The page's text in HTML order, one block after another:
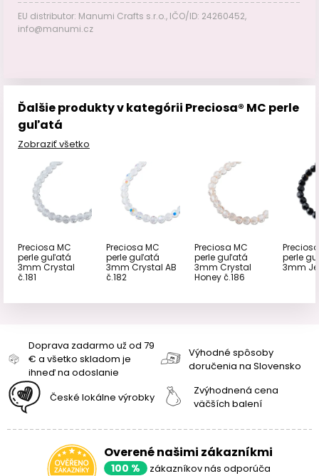
EU distributor: Manumi Crafts s.r.o., IČO/ID: 24260452,
info@manumi.cz
Ďalšie produkty v kategórii Preciosa® MC perle
guľatá
Zobraziť všetko
Preciosa MC
perle guľatá
3mm Crystal
č.181
Preciosa MC
perle guľatá
3mm Crystal AB
č.182
Preciosa MC
perle guľatá
3mm Crystal
Honey č.186
perle
3mm
Doprava zadarmo už od 79
€ a všetko skladom je
ihneď na odoslanie
Výhodné spôsoby
doručenia na Slovensko
České lokálne výrobky
Zvýhodnená cena
väčších balení
Overené našimi zákazníkmi
100 % zákazníkov nás odporúča